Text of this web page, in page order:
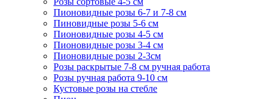
Пионовидные розы 6-7 и 7-8 см
Пиновидные розы 5-6 см
Пионовидные розы 4-5 см
Пионовидные розы 3-4 см
Пионовидные розы 2-3см
Розы раскрытые 7-8 см ручная работа
Розы ручная работа 9-10 см
Кустовые розы на стебле